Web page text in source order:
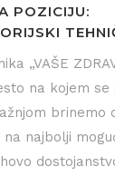
POZICIJU:
„VAŠE
na kojem se
brinemo
na najbolji